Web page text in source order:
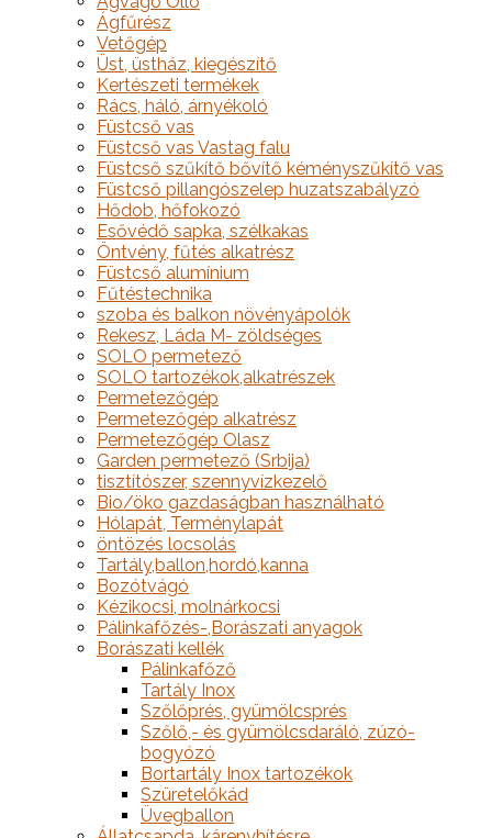
Ágfűrész
Vetőgép
Üst, üstház, kiegészítő
Kertészeti termékek
Rács, háló, árnyékoló
Füstcső vas
Füstcső vas Vastag falu
Füstcső szűkítő bővítő kéményszűkítő vas
Füstcső pillangószelep huzatszabályzó
Hődob, hőfokozó
Esővédő sapka, szélkakas
Öntvény, fűtés alkatrész
Füstcső alumínium
Fűtéstechnika
szoba és balkon növényápolók
Rekesz, Láda M- zöldséges
SOLO permetező
SOLO tartozékok,alkatrészek
Permetezőgép
Permetezőgép alkatrész
Permetezőgép Olasz
Garden permetező (Srbija)
tisztítószer, szennyvízkezelő
Bio/öko gazdaságban használható
Hólapát, Terménylapát
öntözés locsolás
Tartály,ballon,hordó,kanna
Bozótvágó
Kézikocsi, molnárkocsi
Pálinkafőzés-,Borászati anyagok
Borászati kellék
Pálinkafőző
Tartály Inox
Szőlőprés, gyümölcsprés
Szőlő,- és gyümölcsdaráló, zúzó-
bogyózó
Bortartály Inox tartozékok
Szüretelőkád
Üvegballon